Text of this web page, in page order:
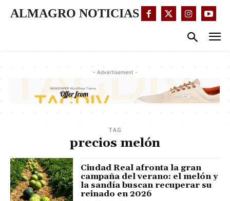
ALMAGRO NOTICIAS
- Advertisement -
TAG
precios melón
Ciudad Real afronta la gran
campaña del verano: el melón y
la sandía buscan recuperar su
reinado en 2026